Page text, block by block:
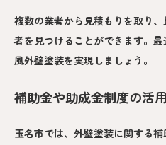
複数の業者から見積もりを取り
者を見つけることができます。
風外壁塗装を実現しましょう。
補助金や助成金制度の活用
玉名市では、外壁塗装に関する